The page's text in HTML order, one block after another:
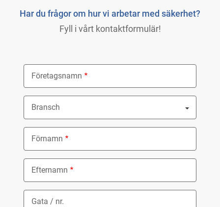
Har du frågor om hur vi arbetar med säkerhet?
Fyll i vårt kontaktformulär!
Företagsnamn
Bransch
Nothing selected
Förnamn
Efternamn
Gata / nr.